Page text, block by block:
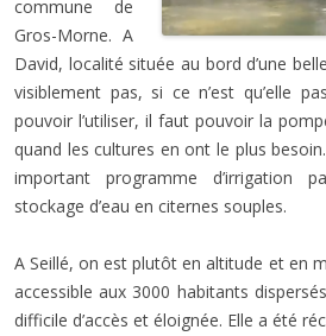
commune de
Gros-Morne. A
David, localité située au bord d’une
visiblement pas, si ce n’est qu’elle
pouvoir l’utiliser, il faut pouvoir la
quand les cultures en ont le plus
important programme d’irrigation
stockage d’eau en citernes souples.
A Seillé, on est plutôt en altitude et en
accessible aux 3000 habitants
difficile d’accès et éloignée. Elle a été